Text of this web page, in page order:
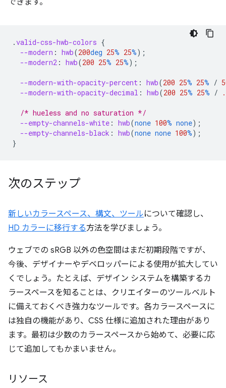
できます。
.valid-css-hwb-colors {
--modern : hwb(200deg 25% 25%);
--modern2 : hwb(200 25% 25%);
--modern-with-opacity-percent : hwb(200 25% 25% /
--modern-with-opacity-decimal : hwb(200 25% 25% /
/* hueless and no saturation */
--empty-channels-white : hwb(none 100% none);
--empty-channels-black : hwb(none none 100%);
}
次のステップ
新しいカラースペース、構文、ツールについて確認し、
HD カラーに移行する方法を学びましょう。
ウェブでの sRGB 以外の色空間はまだ初期段階ですが、
今後、デザイナーやデベロッパーによる使用が拡大してい
くでしょう。たとえば、デザイン システムを構築するカ
ラースペースを知ることは、クリエイターのツールベルト
に備えておくべき強力なツールです。各カラースペースに
は独自の機能があり、CSS 仕様に追加された理由があり
ます。最初は少数のカラースペースから始めて、必要に応
じて追加してもかまいません。
リソース